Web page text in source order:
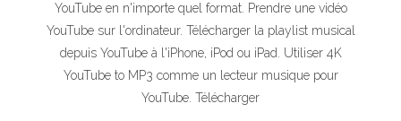
YouTube en n'importe quel format. Prendre une vidéo
YouTube sur l'ordinateur. Télécharger la playlist musical
depuis YouTube à l'iPhone, iPod ou iPad. Utiliser 4K
YouTube to MP3 comme un lecteur musique pour
YouTube. Télécharger